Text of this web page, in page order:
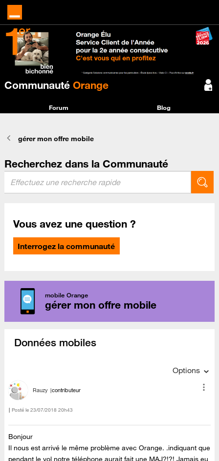
Communauté Orange
Forum Blog
gérer mon offre mobile
Recherchez dans la Communauté
Vous avez une question ?
Interrogez la communauté
mobile Orange
gérer mon offre mobile
Données mobiles
Options
Rauzy contributeur
Posté le ‎23/07/2018 20h43
Bonjour
Il nous est arrivé le même problème avec Orange. .indiquant que
pendant le vol notre téléphone aurait fait une MAJ?!?! Jamais eu